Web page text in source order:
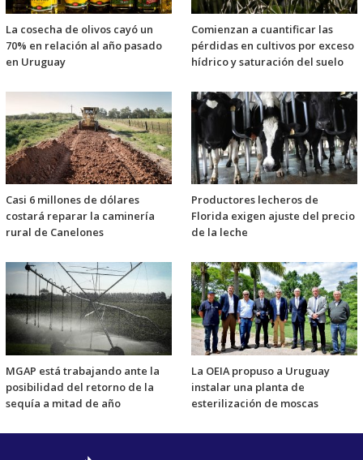
La cosecha de olivos cayó un
70% en relación al año pasado
en Uruguay
Comienzan a cuantificar las
pérdidas en cultivos por exceso
hídrico y saturación del suelo
Casi 6 millones de dólares
costará reparar la caminería
rural de Canelones
Productores lecheros de
Florida exigen ajuste del precio
de la leche
MGAP está trabajando ante la
posibilidad del retorno de la
sequía a mitad de año
La OEIA propuso a Uruguay
instalar una planta de
esterilización de moscas